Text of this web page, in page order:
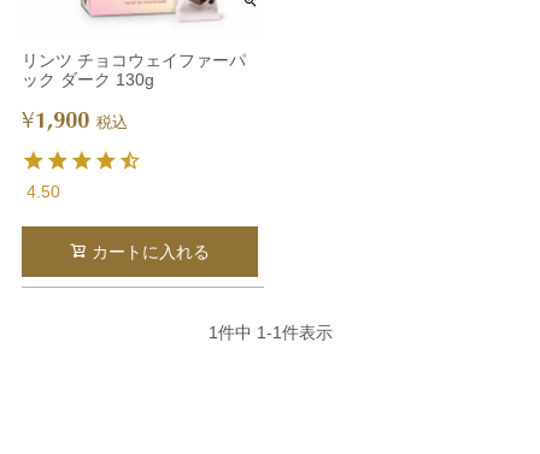
リンツ チョコウェイファーパ
ック ダーク 130g
¥1,900 税込
4.50
カートに入れる
1件中 1-1件表示